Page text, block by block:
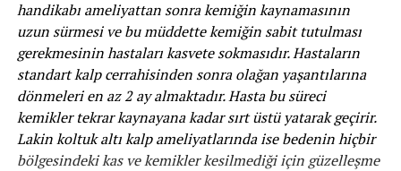
handikabı ameliyattan sonra kemiğin kaynamasının
uzun sürmesi ve bu müddette kemiğin sabit tutulması
gerekmesinin hastaları kasvete sokmasıdır. Hastaların
standart kalp cerrahisinden sonra olağan yaşantılarına
dönmeleri en az 2 ay almaktadır. Hasta bu süreci
kemikler tekrar kaynayana kadar sırt üstü yatarak geçirir.
Lakin koltuk altı kalp ameliyatlarında ise bedenin hiçbir
bölgesindeki kas ve kemikler kesilmediği için güzelleşme